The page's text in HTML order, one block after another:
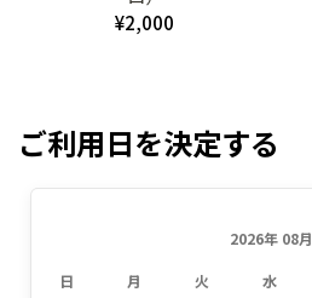
¥2,000
ご利用日を決定する
2026年 08月
日 月 火 水